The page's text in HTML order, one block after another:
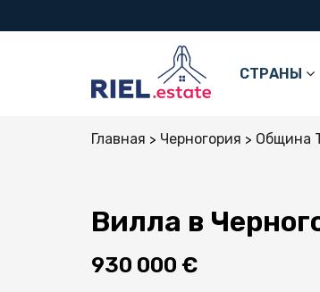
СТРАНЫ
Главная Черногория Община
Вилла в
930 000 €